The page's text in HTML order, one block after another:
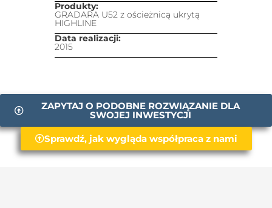
Produkty:
GRADARA U52 z ościeżnicą ukrytą
HIGHLINE
Data realizacji:
2015
ZAPYTAJ O PODOBNE ROZWIĄZANIE DLA
SWOJEJ INWESTYCJI
Sprawdź, jak wygląda współpraca z nami